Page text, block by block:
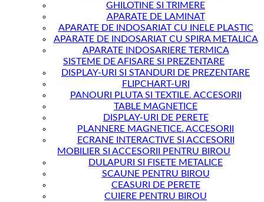
GHILOTINE SI TRIMERE
APARATE DE LAMINAT
APARATE DE INDOSARIAT CU INELE PLASTIC
APARATE DE INDOSARIAT CU SPIRA METALICA
APARATE INDOSARIERE TERMICA
SISTEME DE AFISARE SI PREZENTARE
DISPLAY-URI SI STANDURI DE PREZENTARE
FLIPCHART-URI
PANOURI PLUTA SI TEXTILE. ACCESORII
TABLE MAGNETICE
DISPLAY-URI DE PERETE
PLANNERE MAGNETICE. ACCESORII
ECRANE INTERACTIVE SI ACCESORII
MOBILIER SI ACCESORII PENTRU BIROU
DULAPURI SI FISETE METALICE
SCAUNE PENTRU BIROU
CEASURI DE PERETE
CUIERE PENTRU BIROU